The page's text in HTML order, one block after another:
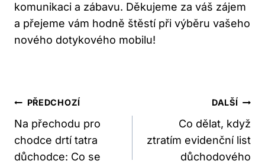
komunikaci a zábavu. Děkujeme za váš zájem
a přejeme vám hodně štěstí při výběru vašeho
nového dotykového mobilu!
Navigace
Pro
Příspěvek
PŘEDCHOZÍ
Na přechodu pro
chodce drtí tatra
důchodce: Co se
DALŠÍ
Co dělat, když
ztratím evidenční list
důchodového